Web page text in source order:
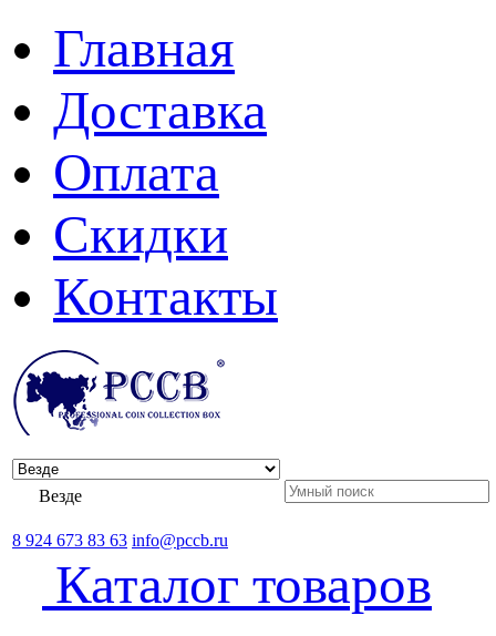
Главная
Доставка
Оплата
Скидки
Контакты
Везде
8 924 673 83 63 info@pccb.ru
Каталог товаров